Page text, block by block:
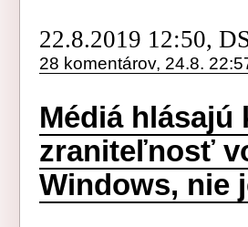
22.8.2019 12:50,
28 komentárov, 24.8.
Médiá
zraniteľnosť
Windows, nie